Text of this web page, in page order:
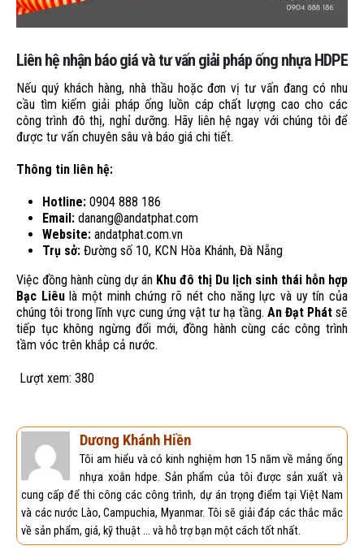
Liên hệ nhận báo giá và tư vấn giải pháp ống nhựa HDPE
Nếu quý khách hàng, nhà thầu hoặc đơn vị tư vấn đang có nhu
cầu tìm kiếm giải pháp ống luồn cáp chất lượng cao cho các
công trình đô thị, nghỉ dưỡng. Hãy liên hệ ngay với chúng tôi để
được tư vấn chuyên sâu và báo giá chi tiết.
Thông tin liên hệ:
Hotline: 0904 888 186
Email: danang@andatphat.com
Website: andatphat.com.vn
Trụ sở: Đường số 10, KCN Hòa Khánh, Đà Nẵng
Việc đồng hành cùng dự án Khu đô thị Du lịch sinh thái hỗn hợp
Bạc Liêulà một minh chứng rõ nét cho năng lực và uy tín của
chúng tôi trong lĩnh vực cung ứng vật tư hạ tầng. An Đạt Phát sẽ
tiếp tục không ngừng đổi mới, đồng hành cùng các công trình
tầm vóc trên khắp cả nước.
Lượt xem: 380
Dương Khánh Hiền
Tôi am hiểu và có kinh nghiệm hơn 15 năm về mảng ống
nhựa xoắn hdpe. Sản phẩm của tôi được sản xuất và
cung cấp để thi công các công trình, dự án trọng điểm tại Việt Nam
và các nước Lào, Campuchia, Myanmar. Tôi sẽ giải đáp các thắc mắc
về sản phẩm, giá, kỹ thuật ... và hỗ trợ bạn một cách tốt nhất.